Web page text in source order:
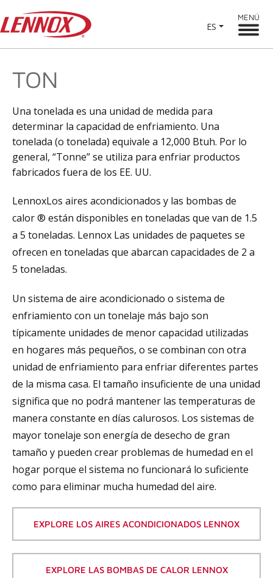
ES
MENÚ
TON
Una tonelada es una unidad de medida para
determinar la capacidad de enfriamiento. Una
tonelada (o tonelada) equivale a 12,000 Btuh. Por lo
general, “Tonne” se utiliza para enfriar productos
fabricados fuera de los EE. UU.
LennoxLos aires acondicionados y las bombas de
calor ® están disponibles en toneladas que van de 1.5
a 5 toneladas. Lennox Las unidades de paquetes se
ofrecen en toneladas que abarcan capacidades de 2 a
5 toneladas.
Un sistema de aire acondicionado o sistema de
enfriamiento con un tonelaje más bajo son
típicamente unidades de menor capacidad utilizadas
en hogares más pequeños, o se combinan con otra
unidad de enfriamiento para enfriar diferentes partes
de la misma casa. El tamaño insuficiente de una unidad
significa que no podrá mantener las temperaturas de
manera constante en días calurosos. Los sistemas de
mayor tonelaje son energía de desecho de gran
tamaño y pueden crear problemas de humedad en el
hogar porque el sistema no funcionará lo suficiente
como para eliminar mucha humedad del aire.
EXPLORE LOS AIRES ACONDICIONADOS LENNOX
EXPLORE LAS BOMBAS DE CALOR LENNOX